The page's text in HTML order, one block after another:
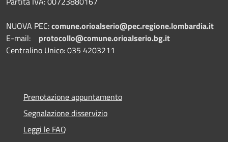
NUOVA PEC:comune.orioalserio@pec.regione.lombardia.it
E-mail: protocollo@comune.orioalserio.bg.it
Centralino Unico: 035 4203211
Prenotazione appuntamento
Segnalazione disservizio
Leggi le FAQ